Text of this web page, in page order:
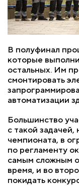
В полуфинал
которые
остальных. Им
смонтировать
автоматизации
Большинство
с такой задачей,
чемпионата, в
по регламенту
самым сложным
время, и во
покидать